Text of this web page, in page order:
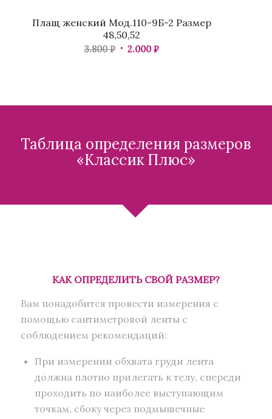
Плащ женский Мод.110-9Б-2 Размер
48,50,52
3.800₽ 2.000₽
Таблица определения размеров
«Классик Плюс»
КАК ОПРЕДЕЛИТЬ СВОЙ РАЗМЕР?
Вам понадобится провести измерения с
помощью сантиметровой ленты с
соблюдением рекомендаций:
При измерении обхвата груди лента
должна плотно прилегать к телу, спереди
проходить по наиболее выступающим
точкам, сбоку через подмышечные